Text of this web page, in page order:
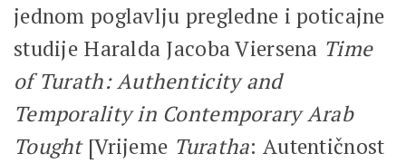
jednom poglavlju pregledne i poticajne
studije Haralda Jacoba Viersena Time
of Turath: Authenticity and
Temporality in Contemporary Arab
Tought[Vrijeme Turatha: Autentičnost